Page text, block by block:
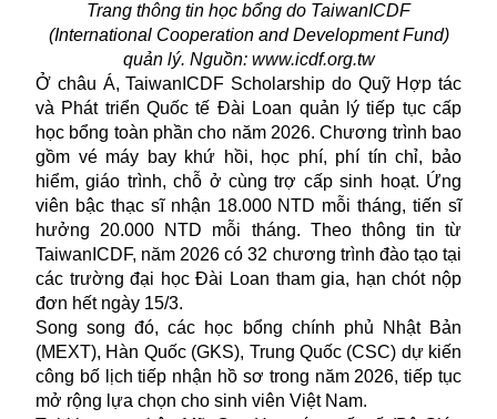
Trang thông tin học bổng do TaiwanICDF
(International Cooperation and Development Fund)
quản lý. Nguồn: www.icdf.org.tw
Ở châu Á, TaiwanICDF Scholarship do Quỹ Hợp tác
và Phát triển Quốc tế Đài Loan quản lý tiếp tục cấp
học bổng toàn phần cho năm 2026. Chương trình bao
gồm vé máy bay khứ hồi, học phí, phí tín chỉ, bảo
hiểm, giáo trình, chỗ ở cùng trợ cấp sinh hoạt. Ứng
viên bậc thạc sĩ nhận 18.000 NTD mỗi tháng, tiến sĩ
hưởng 20.000 NTD mỗi tháng. Theo thông tin từ
TaiwanICDF, năm 2026 có 32 chương trình đào tạo tại
các trường đại học Đài Loan tham gia, hạn chót nộp
đơn hết ngày 15/3.
Song song đó, các học bổng chính phủ Nhật Bản
(MEXT), Hàn Quốc (GKS), Trung Quốc (CSC) dự kiến
công bố lịch tiếp nhận hồ sơ trong năm 2026, tiếp tục
mở rộng lựa chọn cho sinh viên Việt Nam.